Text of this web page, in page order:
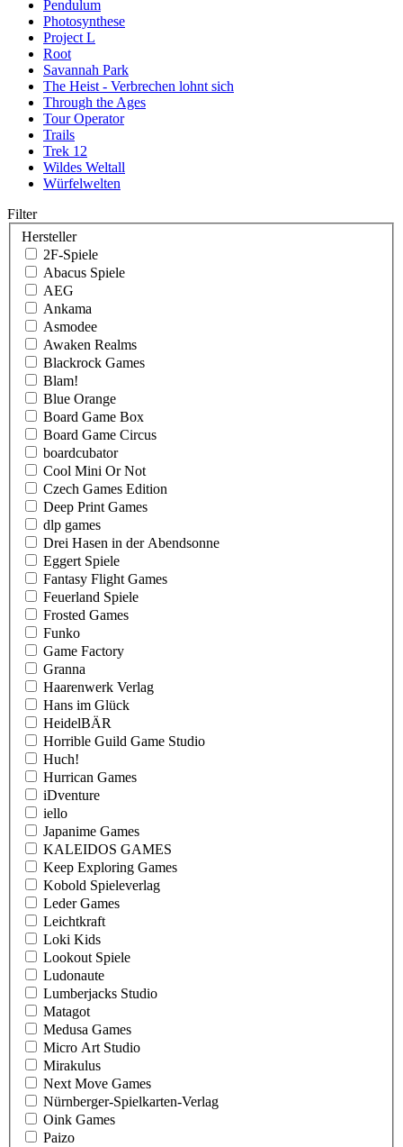
Pendulum
Photosynthese
Project L
Root
Savannah Park
The Heist - Verbrechen lohnt sich
Through the Ages
Tour Operator
Trails
Trek 12
Wildes Weltall
Würfelwelten
Filter
Hersteller
2F-Spiele
Abacus Spiele
AEG
Ankama
Asmodee
Awaken Realms
Blackrock Games
Blam!
Blue Orange
Board Game Box
Board Game Circus
boardcubator
Cool Mini Or Not
Czech Games Edition
Deep Print Games
dlp games
Drei Hasen in der Abendsonne
Eggert Spiele
Fantasy Flight Games
Feuerland Spiele
Frosted Games
Funko
Game Factory
Granna
Haarenwerk Verlag
Hans im Glück
HeidelBÄR
Horrible Guild Game Studio
Huch!
Hurrican Games
iDventure
iello
Japanime Games
KALEIDOS GAMES
Keep Exploring Games
Kobold Spieleverlag
Leder Games
Leichtkraft
Loki Kids
Lookout Spiele
Ludonaute
Lumberjacks Studio
Matagot
Medusa Games
Micro Art Studio
Mirakulus
Next Move Games
Nürnberger-Spielkarten-Verlag
Oink Games
Paizo